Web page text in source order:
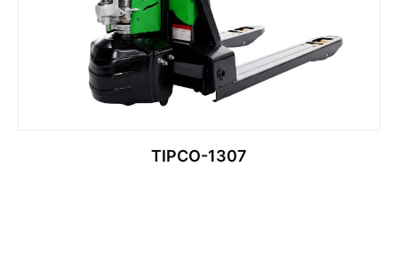
TIPCO-1307